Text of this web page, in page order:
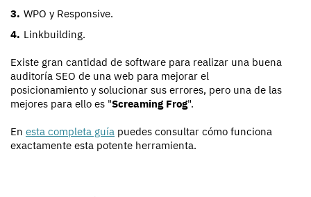
WPO y Responsive.
Linkbuilding.
Existe gran cantidad de software para realizar una buena
auditoría SEO de una web para mejorar el
posicionamiento y solucionar sus errores, pero una de las
mejores para ello es "Screaming Frog".
En esta completa guía puedes consultar cómo funciona
exactamente esta potente herramienta.